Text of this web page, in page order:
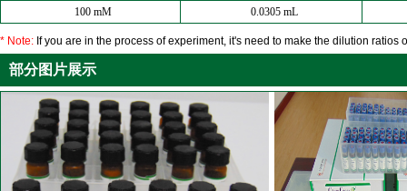
100 mM
0.0305 mL
* Note: If you are in the process of experiment, it's need to make the dilution
部分图片展示